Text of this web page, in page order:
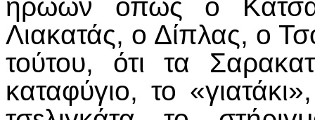
ηρώων όπως ο
Λιακατάς, ο Δίπλας, ο
τούτου, ότι τα
καταφύγιο, το